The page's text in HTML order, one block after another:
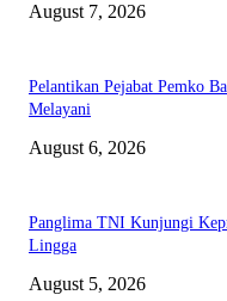
August 7, 2026
Pelantikan Pejabat Pemko
Melayani
August 6, 2026
Panglima TNI Kunjungi
Lingga
August 5, 2026